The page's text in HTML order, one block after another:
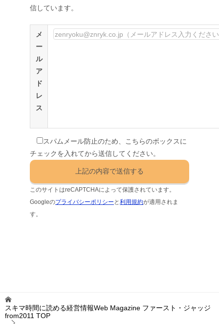
信しています。
メ
ー
ル
ア
ド
レ
ス
スパムメール防止のため、こちらのボックスに
チェックを入れてから送信してください。
このサイトはreCAPTCHAによって保護されています。
Googleのプライバシーポリシー と利用規約が適用されま
す。
スキマ時間に読める経営情報Web Magazine ファースト・ジャッジ
from2011 TOP